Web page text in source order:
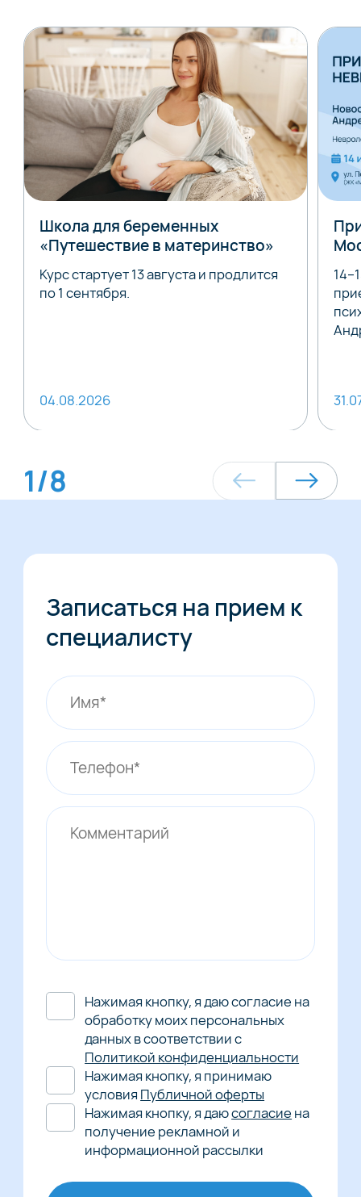
Школа для беременных
«Путешествие в материнство»
Курс стартует 13 августа и продлится
по 1 сентября.
04.08.2026
1/8
Записаться на прием к
специалисту
Нажимая кнопку, я даю согласие на
обработку моих персональных
данных в соответствии с
Политикой конфиденциальности
Нажимая кнопку, я принимаю
условия Публичной оферты
Нажимая кнопку, я даюсогласие на
получение рекламной и
информационной рассылки